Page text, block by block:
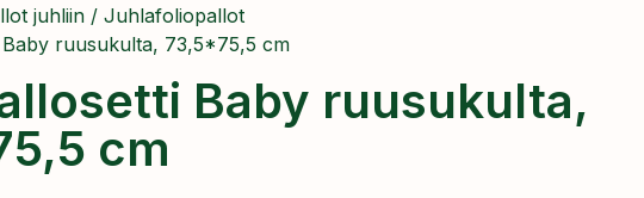
juhliin / Juhlafoliopallot
ruusukulta, 73,5*75,5 cm
Baby ruusukulta,
cm